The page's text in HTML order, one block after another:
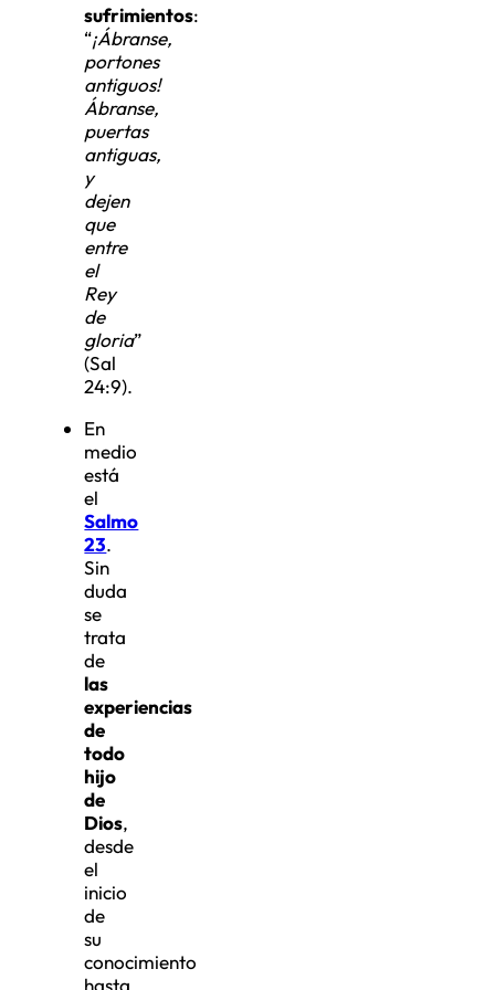
sufrimientos:
“¡Ábranse,
portones
antiguos!
Ábranse,
puertas
antiguas,
y
dejen
que
entre
el
Rey
de
gloria”
(Sal
24:9).
En
medio
está
el
Salmo
23.
Sin
duda
se
trata
de
las
experiencias
de
todo
hijo
de
Dios,
desde
el
inicio
de
su
conocimiento
hasta